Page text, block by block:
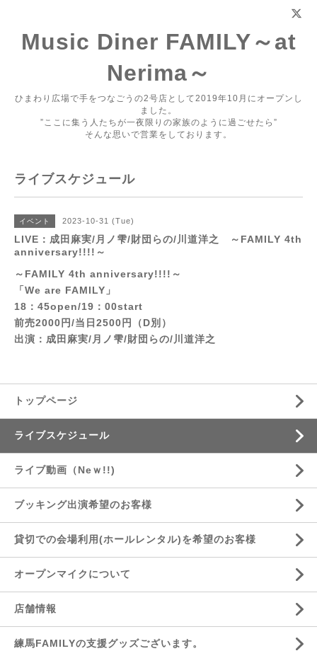
Music Diner FAMILY～at
Nerima～
ひまわり広場で手をつなごうの2号店として2019年10月にオープンし
ました。
”ここに集う人たちが一夜限りの家族のように過ごせたら”
そんな思いで営業をしております。
ライブスケジュール
イベント 2023-10-31 (Tue)
LIVE：成田麻実/月ノ雫/財団らの/川道洋之 ～FAMILY 4th
anniversary!!!!～
～FAMILY 4th anniversary!!!!～
「We are FAMILY」
18：45open/19：00start
前売2000円/当日2500円（D別）
出演：成田麻実/月ノ雫/財団らの/川道洋之
トップページ
ライブスケジュール
ライブ動画（Neｗ!!)
ブッキング出演希望のお客様
貸切での会場利用(ホールレンタル)を希望のお客様
オープンマイクについて
店舗情報
練馬FAMILYの支援グッズございます。